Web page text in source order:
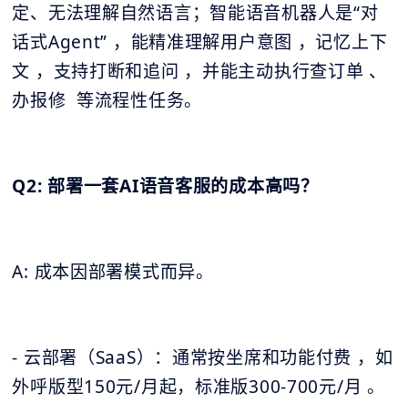
定、无法理解自然语言；智能语音机器人是“对
话式Agent” ，能精准理解用户意图 ，记忆上下
文 ，支持打断和追问 ，并能主动执行查订单 、
办报修 等流程性任务。
Q2: 部署一套AI语音客服的成本高吗？
A: 成本因部署模式而异。
- 云部署（SaaS）：通常按坐席和功能付费 ，如
外呼版型150元/月起，标准版300-700元/月 。